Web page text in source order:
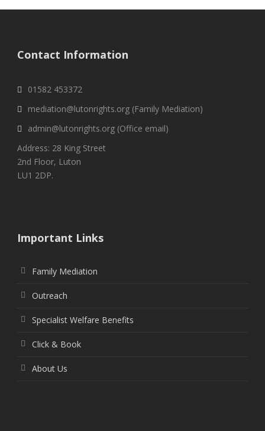
Contact Information
01582 453372
mediation@lutonrights.org (Family Mediation)
admin@lutonrights.org (Office email)
Address: 28 King Street
2nd Floor, Luton
LU1 2DP.
Important Links
Family Mediation
Outreach
Specialist Welfare Benefits
Click & Book
About Us